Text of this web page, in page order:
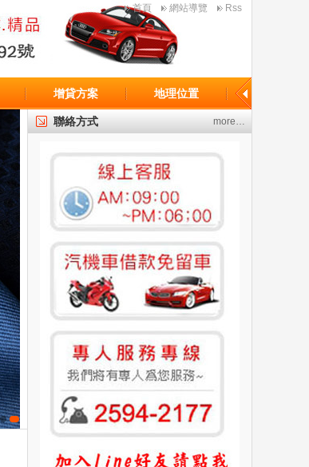
首頁 網站導覽 Rss
增貸方案 地理位置
專屬於您的台北市當舖
聯絡方式 more…